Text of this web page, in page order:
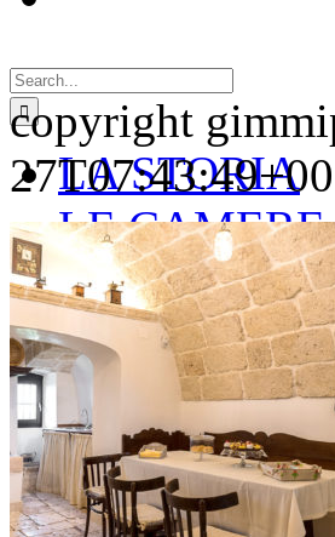
for:
LA STORIA
LE CAMERE
GOLD
GREEN
BLUE
RED
copyright